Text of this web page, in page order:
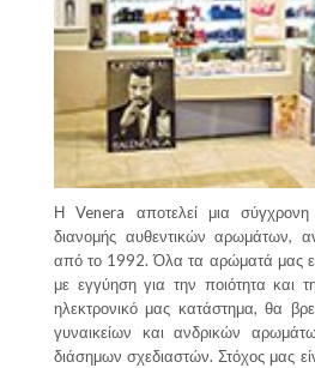
Η Venera αποτελεί μια σύγχρονη
διανομής αυθεντικών αρωμάτων,
από το 1992. Όλα τα αρώματά μας
με εγγύηση για την ποιότητα και
ηλεκτρονικό μας κατάστημα, θα
γυναικείων και ανδρικών
διάσημων σχεδιαστών. Στόχος μας